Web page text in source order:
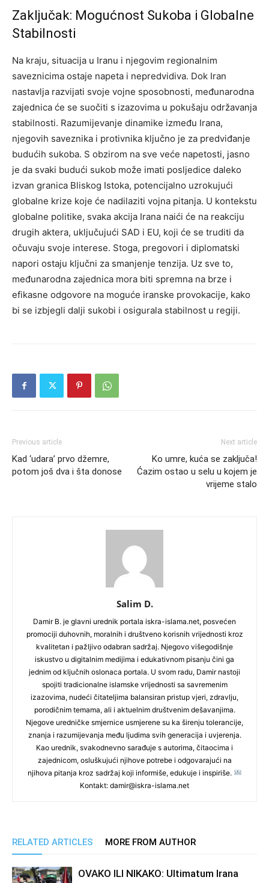
Zaključak: Mogućnost Sukoba i Globalne
Stabilnosti
Na kraju, situacija u Iranu i njegovim regionalnim
saveznicima ostaje napeta i nepredvidiva. Dok Iran
nastavlja razvijati svoje vojne sposobnosti, međunarodna
zajednica će se suočiti s izazovima u pokušaju održavanja
stabilnosti. Razumijevanje dinamike između Irana,
njegovih saveznika i protivnika ključno je za predviđanje
budućih sukoba. S obzirom na sve veće napetosti, jasno
je da svaki budući sukob može imati posljedice daleko
izvan granica Bliskog Istoka, potencijalno uzrokujući
globalne krize koje će nadilaziti vojna pitanja. U kontekstu
globalne politike, svaka akcija Irana naići će na reakciju
drugih aktera, uključujući SAD i EU, koji će se truditi da
očuvaju svoje interese. Stoga, pregovori i diplomatski
napori ostaju ključni za smanjenje tenzija. Uz sve to,
međunarodna zajednica mora biti spremna na brze i
efikasne odgovore na moguće iranske provokacije, kako
bi se izbjegli dalji sukobi i osigurala stabilnost u regiji.
Previous article
Kad ‘udara’ prvo džemre,
potom još dva i šta donose
Next article
Ko umre, kuća se zaključa!
Ćazim ostao u selu u kojem je
vrijeme stalo
Salim D.
Damir B. je glavni urednik portala iskra-islama.net, posvećen
promociji duhovnih, moralnih i društveno korisnih vrijednosti kroz
kvalitetan i pažljivo odabran sadržaj. Njegovo višegodišnje
iskustvo u digitalnim medijima i edukativnom pisanju čini ga
jednim od ključnih oslonaca portala. U svom radu, Damir nastoji
spojiti tradicionalne islamske vrijednosti sa savremenim
izazovima, nudeći čitateljima balansiran pristup vjeri, zdravlju,
porodičnim temama, ali i aktuelnim društvenim dešavanjima.
Njegove uredničke smjernice usmjerene su ka širenju tolerancije,
znanja i razumijevanja među ljudima svih generacija i uvjerenja.
Kao urednik, svakodnevno sarađuje s autorima, čitaocima i
zajednicom, osluškujući njihove potrebe i odgovarajući na
njihova pitanja kroz sadržaj koji informiše, edukuje i inspiriše.
Kontakt: damir@iskra-islama.net
RELATED ARTICLES MORE FROM AUTHOR
OVAKO ILI NIKAKO: Ultimatum Irana